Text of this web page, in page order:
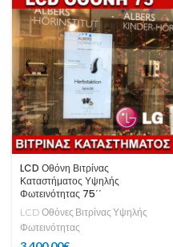
LCD Οθόνη Βιτρίνας
Καταστήματος Υψηλής
Φωτεινότητας 75΄΄
LCD Οθόνες Βιτρίνας Υψηλής
Φωτεινότητας